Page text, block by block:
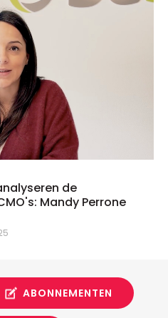
de
Mandy Perrone
ABONNEMENTEN